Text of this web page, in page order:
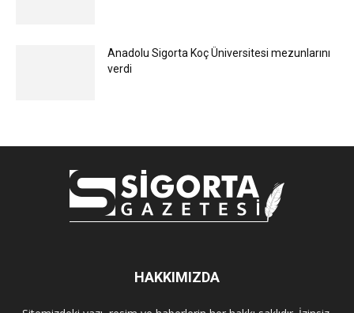
Anadolu Sigorta Koç Üniversitesi mezunlarını
verdi
HAKKIMIZDA